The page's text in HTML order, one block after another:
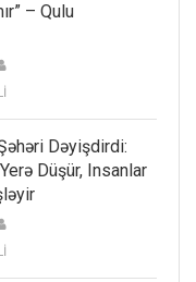
– Qulu
Dəyişdirdi:
Düşür, Insanlar